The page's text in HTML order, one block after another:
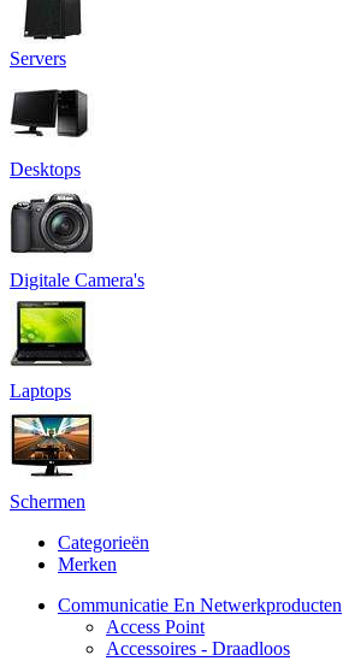
Servers
Desktops
Digitale Camera's
Laptops
Schermen
Categorieën
Merken
Communicatie En Netwerkproducten
Access Point
Accessoires - Draadloos